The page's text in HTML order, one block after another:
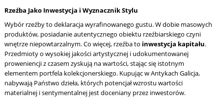
Rzeźba Jako Inwestycja i Wyznacznik Stylu
Wybór rzeźby to deklaracja wyrafinowanego gustu. W dobie masowych
produktów, posiadanie autentycznego obiektu rzeźbiarskiego czyni
wnętrze niepowtarzalnym. Co więcej, rzeźba to inwestycja kapitału.
Przedmioty o wysokiej jakości artystycznej i udokumentowanej
proweniencji z czasem zyskują na wartości, stając się istotnym
elementem portfela kolekcjonerskiego. Kupując w Antykach Galicja,
nabywają Państwo dzieła, których potencjał wzrostu wartości
materialnej i sentymentalnej jest doceniany przez inwestorów.